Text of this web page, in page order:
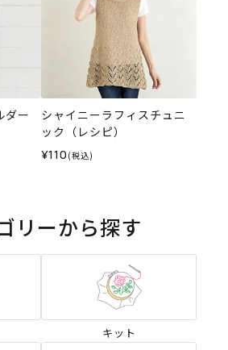
ダー
シャイニーラフィスチュニ
ック（レシピ）
¥110 (税込)
リーから探す
キット